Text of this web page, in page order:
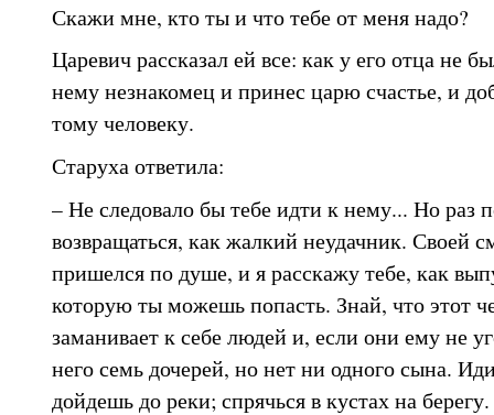
Скажи мне, кто ты и что тебе от меня надо?
Царевич рассказал ей все: как у его отца не
нему незнакомец и принес царю счастье, и
тому человеку.
Старуха ответила:
– Не следовало бы тебе идти к нему... Но раз
возвращаться, как жалкий неудачник. Своей
пришелся по душе, и я расскажу тебе, как
которую ты можешь попасть. Знай, что этот
заманивает к себе людей и, если они ему не
него семь дочерей, но нет ни одного сына.
дойдешь до реки; спрячься в кустах на